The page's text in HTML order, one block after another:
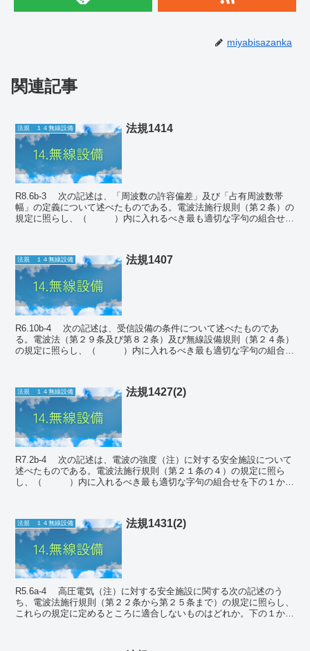
miyabisazanka
関連記事
法規 １４無線設備 法規1414
R8.6b-3 次の記述は、「周波数の許容偏差」及び「占有周波数帯
幅」の定義について述べたものである。電波法施行規則（第２条）の
規定に照らし、（ ）内に入れるべき最も適切な字句の組合せを
法規 １４無線設備 法規1407
R6.10b-4 次の記述は、受信設備の条件について述べたものであ
る。電波法（第２９条及び第８２条）及び無線設備規則（第２４条）
の規定に照らし、（ ）内に入れるべき最も適切な字句の組合せ
法規 １４無線設備 法規1427(2)
R7.2b-4 次の記述は、電波の強度（注）に対する安全施設について
述べたものである。電波法施行規則（第２１条の４）の規定に照ら
し、（ ）内に入れるべき最も適切な字句の組合せを下の１から
法規 １４無線設備 法規1431(2)
R5.6a-4 高圧電気（注）に対する安全施設に関する次の記述のう
ち、電波法施行規則（第２２条から第２５条まで）の規定に照らし、
これらの規定に定めるところに適合しないものはどれか。下の１から